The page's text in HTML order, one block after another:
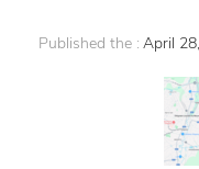
Published the : April